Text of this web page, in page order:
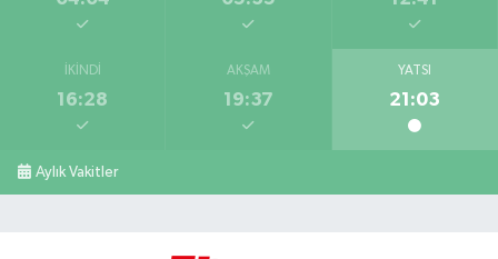
İKINDI
16:28
AKŞAM
19:37
YATSI
21:03
Aylık Vakitler